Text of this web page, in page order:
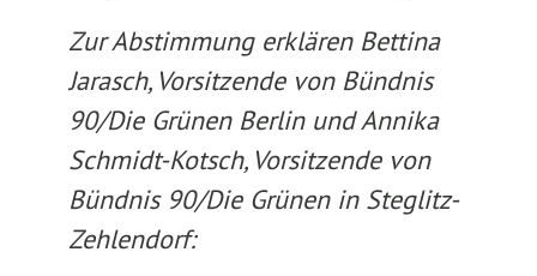
Zur Abstimmung erklären Bettina
Jarasch, Vorsitzende von Bündnis
90/Die Grünen Berlin und Annika
Schmidt-Kotsch, Vorsitzende von
Bündnis 90/Die Grünen in Steglitz-
Zehlendorf: